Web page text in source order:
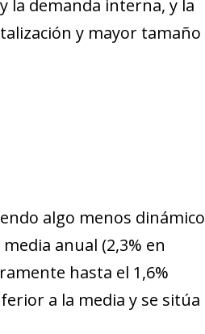
la demanda interna, y la
y mayor tamaño
algo menos dinámico
anual (2,3% en
hasta el 1,6%
a la media y se sitúa